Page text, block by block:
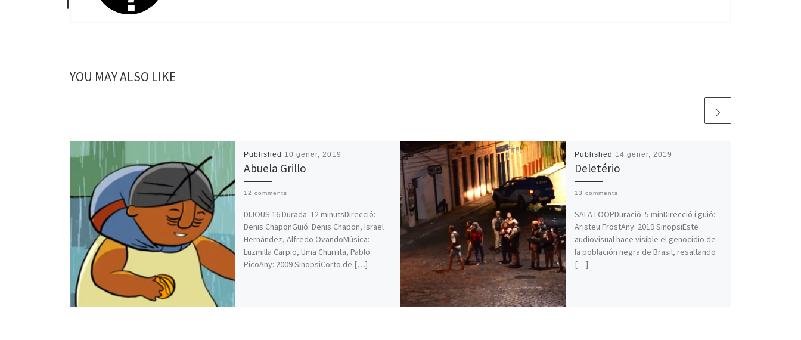
YOU MAY ALSO LIKE
Published 10 gener, 2019
Abuela Grillo
12 comments
DIJOUS 16 Durada: 12 minutsDirecció:
Denis ChaponGuió: Denis Chapon, Israel
Hernández, Alfredo OvandoMúsica:
Luzmilla Carpio, Uma Churrita, Pablo
PicoAny: 2009 SinopsiCorto de […]
Published 14 gener, 2019
Deletério
13 comments
SALA LOOPDuració: 5 minDirecció i guió:
Aristeu FrostAny: 2019 SinopsiEste
audiovisual hace visible el genocidio de
la población negra de Brasil, resaltando
[…]